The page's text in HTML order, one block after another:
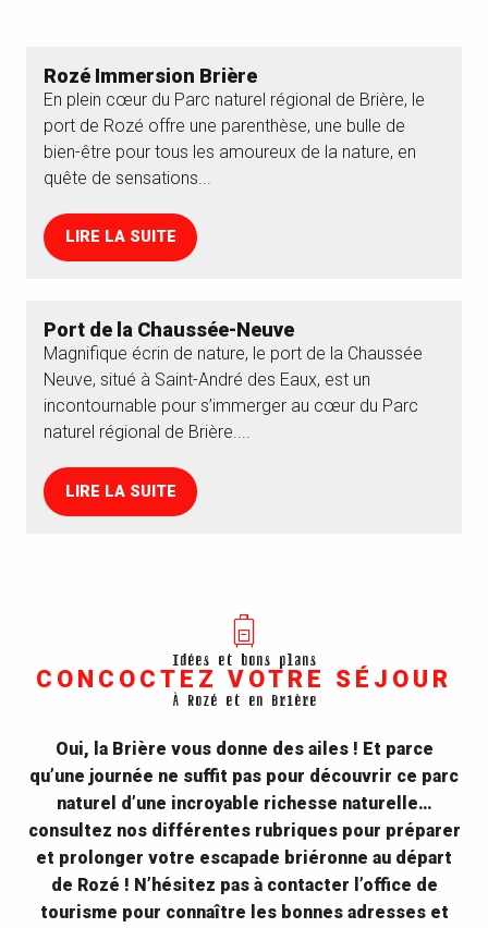
Rozé Immersion Brière
En plein cœur du Parc naturel régional de Brière, le
port de Rozé offre une parenthèse, une bulle de
bien-être pour tous les amoureux de la nature, en
quête de sensations...
LIRE LA SUITE
Port de la Chaussée-Neuve
Magnifique écrin de nature, le port de la Chaussée
Neuve, situé à Saint-André des Eaux, est un
incontournable pour s’immerger au cœur du Parc
naturel régional de Brière....
LIRE LA SUITE
Idées et bons plans
CONCOCTEZ VOTRE SÉJOUR
À Rozé et en Brière
Oui, la Brière vous donne des ailes ! Et parce
qu’une journée ne suffit pas pour découvrir ce parc
naturel d’une incroyable richesse naturelle…
consultez nos différentes rubriques pour préparer
et prolonger votre escapade briéronne au départ
de Rozé ! N’hésitez pas à contacter l’office de
tourisme pour connaître les bonnes adresses et